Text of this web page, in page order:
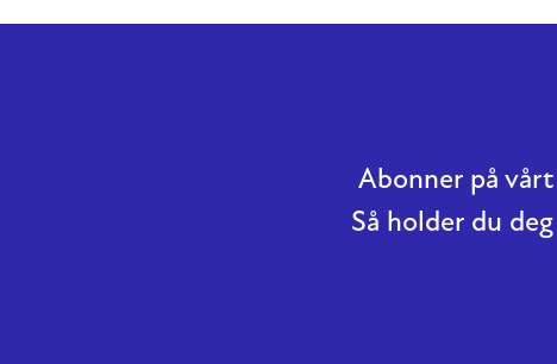
Abonner på
Så holder du